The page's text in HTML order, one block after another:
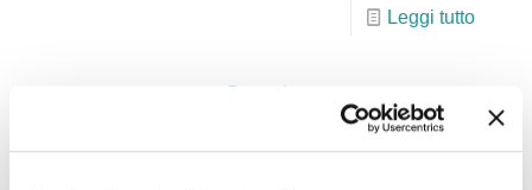
Leggi tutto
Precedente